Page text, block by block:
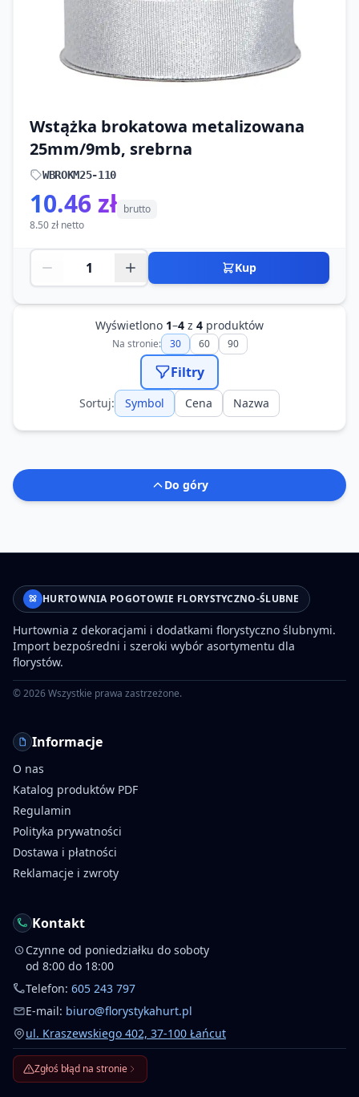
Wstążka brokatowa metalizowana
25mm/9mb, srebrna
WBROKM25-110
10.46 zł brutto
8.50 zł netto
Kup
Wyświetlono 1–4 z 4 produktów
Na stronie: 30 60 90
Filtry
Sortuj: Symbol Cena Nazwa
Do góry
HURTOWNIA POGOTOWIE FLORYSTYCZNO-ŚLUBNE
Hurtownia z dekoracjami i dodatkami florystyczno ślubnymi.
Import bezpośredni i szeroki wybór asortymentu dla
florystów.
©2026Wszystkie prawa zastrzeżone.
Informacje
O nas
Katalog produktów PDF
Regulamin
Polityka prywatności
Dostawa i płatności
Reklamacje i zwroty
Kontakt
Czynne od poniedziałku do soboty
od 8:00 do 18:00
Telefon: 605 243 797
E-mail: biuro@florystykahurt.pl
ul. Kraszewskiego 402, 37-100 Łańcut
Zgłoś błąd na stronie